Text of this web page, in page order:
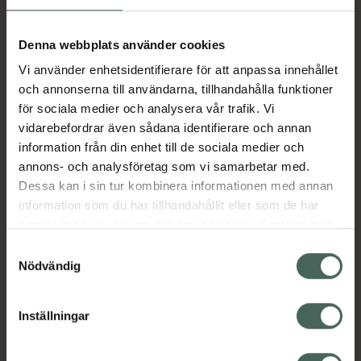
Denna webbplats använder cookies
Vi använder enhetsidentifierare för att anpassa innehållet
och annonserna till användarna, tillhandahålla funktioner
för sociala medier och analysera vår trafik. Vi
vidarebefordrar även sådana identifierare och annan
information från din enhet till de sociala medier och
annons- och analysföretag som vi samarbetar med.
Dessa kan i sin tur kombinera informationen med annan
information som du har tillhandahållit eller som de har
återkalla ditt samtycke via webbplatsens
cookieinställningar. Ett återkallat samtycke påverkar inte
lagligheten av behandling som skett innan återkallelsen.
Nödvändig
Inställningar
Beskrivning
Jämförpris 339,38 kr/st
EAN:04260020433851
Kategorier:
Kronans Apotek finns här för dig. Du hittar oss från Skåne i